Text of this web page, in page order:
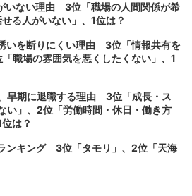
いない理由 3位「職場の人間関係が希
る人がいない」、1位は？
いを断りにくい理由 3位「情報共有を
職場の雰囲気を悪くしたくない」、1
早期に退職する理由 3位「成長・ス
い」、2位「労働時間・休日・働き方
は？
ンキング 3位「タモリ」、2位「天海